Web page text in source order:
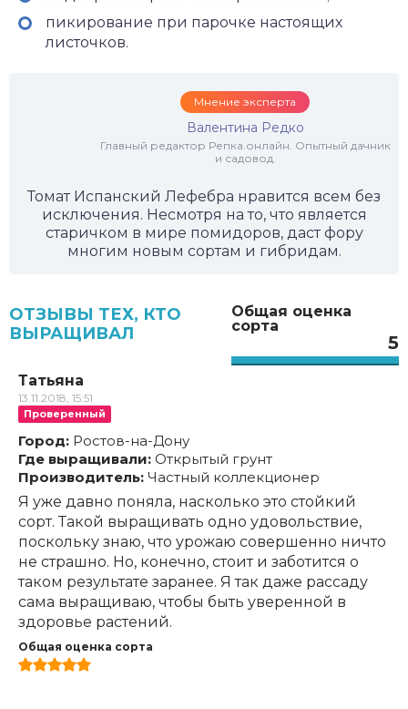
пикирование при парочке настоящих
листочков.
Мнение эксперта
Валентина Редко
Главный редактор Репка.онлайн. Опытный дачник
и садовод.
Томат Испанский Лефебра нравится всем без
исключения. Несмотря на то, что является
старичком в мире помидоров, даст фору
многим новым сортам и гибридам.
Общая оценка
сорта
5
ОТЗЫВЫ ТЕХ, КТО
ВЫРАЩИВАЛ
Татьяна
13.11.2018, 15:51
Проверенный
Город: Ростов-на-Дону
Где выращивали: Открытый грунт
Производитель: Частный коллекционер
Я уже давно поняла, насколько это стойкий
сорт. Такой выращивать одно удовольствие,
поскольку знаю, что урожаю совершенно ничто
не страшно. Но, конечно, стоит и заботится о
таком результате заранее. Я так даже рассаду
сама выращиваю, чтобы быть уверенной в
здоровье растений.
Общая оценка сорта